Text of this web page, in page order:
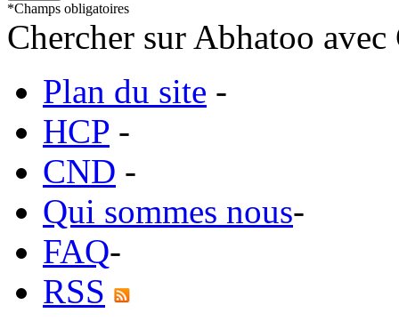
*Champs obligatoires
Chercher sur Abhatoo
Plan du site -
HCP -
CND -
Qui sommes nous-
FAQ-
RSS